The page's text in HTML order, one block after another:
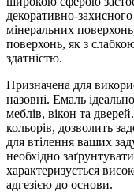
декоративно-
мінеральних
поверхонь, як з
здатністю.
Призначена для
назовні. Емаль
меблів, вікон та
кольорів, дозволить
для втілення ваших
необхідно
характеризується
адгезією до основи.